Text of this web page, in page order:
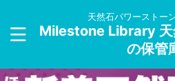
天然石パワーストー
Milestone Library 天
の保管